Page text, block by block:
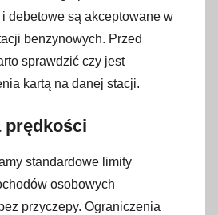
debetowe są akceptowane w
benzynowych. Przed
sprawdzić czy jest
kartą na danej stacji.
prędkości
standardowe limity
osobowych
przyczepy. Ograniczenia